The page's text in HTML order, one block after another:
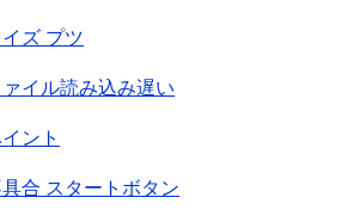
ズ プツ
イル読み込み遅い
ント
合 スタートボタン